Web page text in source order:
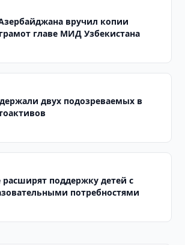
вручил копии
главе МИД Узбекистана
двух подозреваемых в
расширят поддержку детей с
потребностями